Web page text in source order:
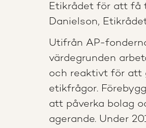
Etikrådet för att få
Danielson,
Utifrån AP-
värdegrunden
och reaktivt för att
etikfrågor.
att påverka bolag
agerande. Under